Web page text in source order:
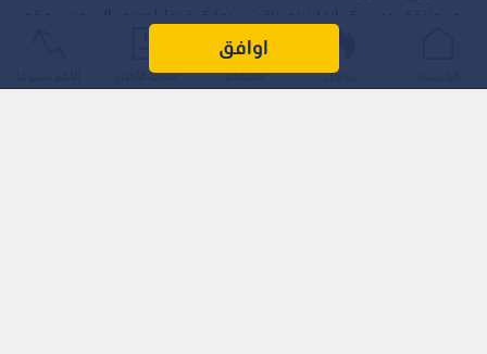
اوافق
كشف تقرير استقصائي نشرته صحيفة "ذا غارديان" (The Guardian)
عواجل المباشر أحدث الأخبار